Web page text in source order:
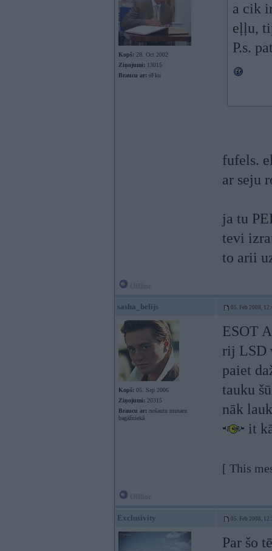
Kopš: 28. Oct 2002
Ziņojumi: 13015
Braucu ar: eFku
a cik
eļļu,
P.s.
fufels.
ar seju
ja tu
tevi
to arii
sasha_belijs 05. Feb 2008,
Kopš: 05. Sep 2006
Ziņojumi: 20315
Braucu ar: nošautu musaru
bagāžniekā
ESOT
rij LSD
paiet
tauku
nāk
it
[ This
Exclusivity 05. Feb 2008,
Par šo